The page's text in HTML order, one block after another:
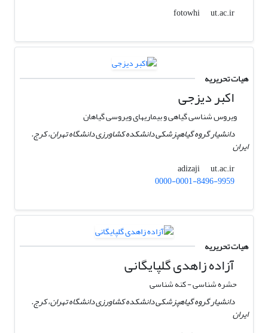
fotowhi
ut.ac.ir
هیات تحریریه
اکبر دیزجی
‎‏ویروس شناسی گیاهی و بیماریهای ویروسی گیاهان
دانشیار گروه گیاهپزشکی دانشکده کشاورزی دانشگاه تهران، کرج.
ایران
adizaji
ut.ac.ir
0000-0001-8496-9959
هیات تحریریه
آزاده زاهدی گلپایگانی
حشره شناسی - کنه شناسی
دانشیار گروه گیاهپزشکی دانشکده کشاورزی دانشگاه تهران، کرج.
ایران